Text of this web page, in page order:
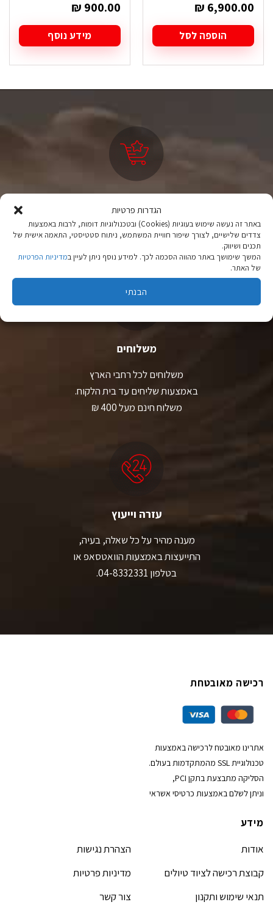
הגדרות פרטיות
באתר זה נעשה שימוש בעוגיות (Cookies) ובטכנולוגיות דומות, לרבות באמצעות
צדדים שלישיים, לצורך שיפור חוויית המשתמש, ניתוח סטטיסטי, התאמה אישית של
תכנים ושיווק.
המשך שימושך באתר מהווה הסכמה לכך. למידע נוסף ניתן לעיין במדיניות הפרטיות
של האתר.
הבנתי
₪ 6,900.00
הוספה לסל
₪ 900.00
מידע נוסף
מהיבואן לצרכן
יבוא ישיר לצד מותגים מובילים במחירים ללא תחרות.
משלוחים
משלוחים לכל רחבי הארץ
באמצעות שליחים עד בית הלקוח.
משלוח חינם מעל 400 ₪
עזרה וייעוץ
מענה מהיר על כל שאלה, בעיה,
התייעצות באמצעות הוואטסאפ או
בטלפון 04-8332331.
רכישה מאובטחת
אתרינו מאובטח לרכישה באמצעות
טכנולוגיית SSL מהמתקדמות בעולם.
הסליקה מתבצעת בתקן PCI,
וניתן לשלם באמצעות כרטיסי אשראי
מידע
אודות
קבוצת רכישה לציוד טיולים
תנאי שימוש ותקנון
הצהרת נגישות
מדיניות פרטיות
צור קשר